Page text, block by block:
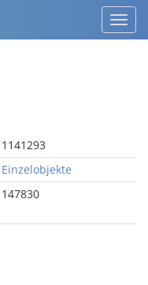
1141293
Einzelobjekte
147830